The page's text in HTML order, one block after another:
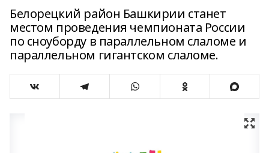
Белорецкий район Башкирии станет
местом проведения чемпионата России
по сноуборду в параллельном слаломе и
параллельном гигантском слаломе.